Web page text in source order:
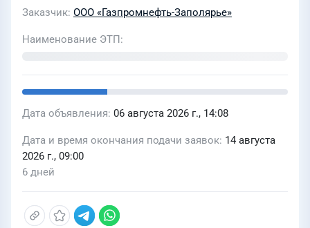
НГКМ для нужд ООО "Газпромнефть-
Заполярье" в 2026-2027гг
Заказчик ООО «Газпромнефть-Заполярье»
Наименование ЭТП
Дата объявления 06 августа 2026 г., 14:08
Дата и время окончания подачи заявок 14 августа
2026 г., 09:00
6 дней